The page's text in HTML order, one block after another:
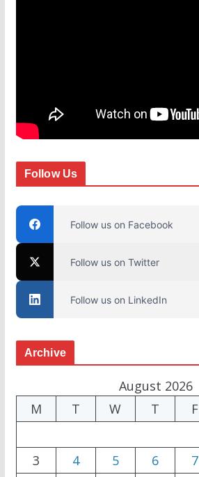
Follow Us
Follow us on Facebook
Follow us on Twitter
Follow us on LinkedIn
Archive
August 2026
M
T W T F
3
4 5 6 7